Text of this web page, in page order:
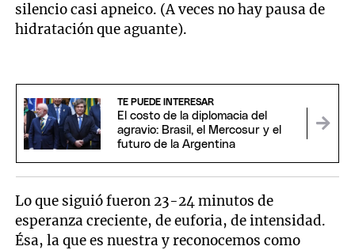
silencio casi apneico. (A veces no hay pausa de
hidratación que aguante).
TE PUEDE INTERESAR
El costo de la diplomacia del
agravio: Brasil, el Mercosur y el
futuro de la Argentina
Lo que siguió fueron 23-24 minutos de
esperanza creciente, de euforia, de intensidad.
Ésa, la que es nuestra y reconocemos como